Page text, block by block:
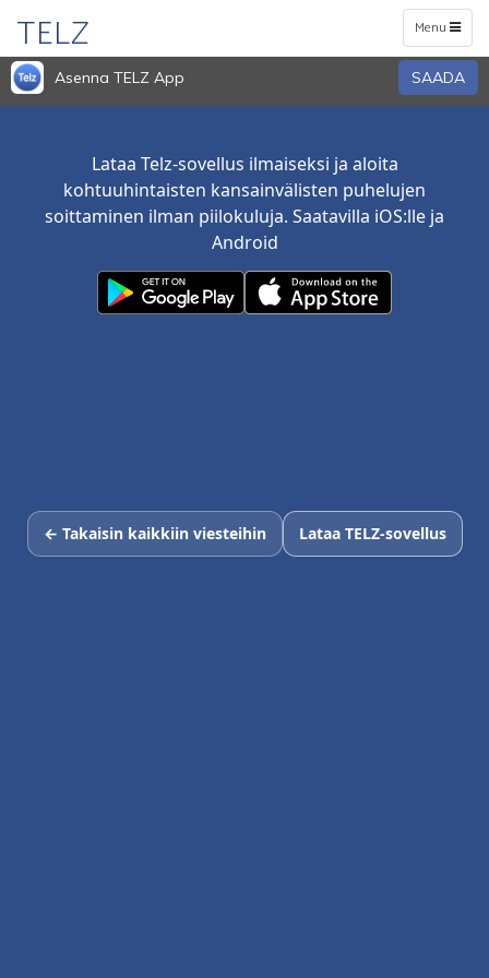
Toggle
navigation
Menu
TELZ
Asenna TELZ App SAADA
Lataa Telz-sovellus ilmaiseksi ja aloita
kohtuuhintaisten kansainvälisten puhelujen
soittaminen ilman piilokuluja. Saatavilla iOS:lle ja
Android
← Takaisin kaikkiin viesteihin Lataa TELZ-sovellus